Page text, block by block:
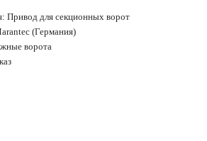
Привод для секционных ворот
(Германия)
ворота